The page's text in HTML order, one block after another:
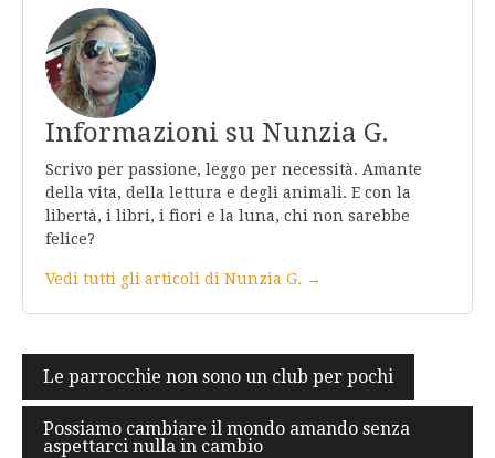
Informazioni su Nunzia G.
Scrivo per passione, leggo per necessità. Amante
della vita, della lettura e degli animali. E con la
libertà, i libri, i fiori e la luna, chi non sarebbe
felice?
Vedi tutti gli articoli di Nunzia G. →
Navigazione
articoli
Le parrocchie non sono un club per pochi
Possiamo cambiare il mondo amando senza
aspettarci nulla in cambio